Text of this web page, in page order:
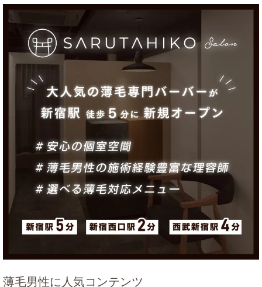
薄毛男性に人気コンテンツ